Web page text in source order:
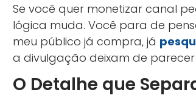
Se você quer monetizar canal
lógica muda. Você para de
meu público já compra, já
a divulgação deixam de
O Detalhe que